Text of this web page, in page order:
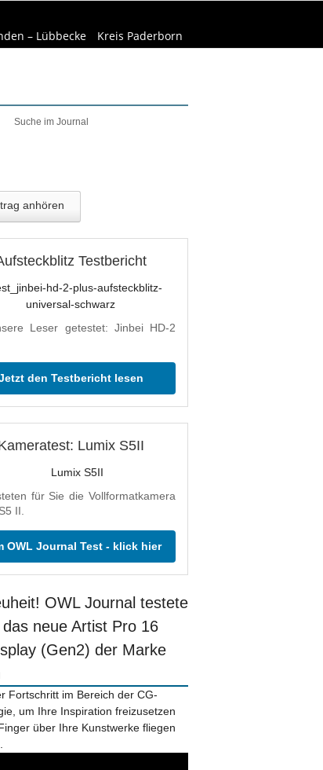
– Lübbecke Kreis Paderborn
anhören
Testbericht
Leser getestet: Jinbei HD-2
den Testbericht lesen
Lumix S5II
für Sie die Vollformatkamera
II.
OWL Journal Test - klick hier
OWL Journal testete
neue Artist Pro 16
(Gen2) der Marke
Fortschritt im Bereich der CG-
um Ihre Inspiration freizusetzen
über Ihre Kunstwerke fliegen